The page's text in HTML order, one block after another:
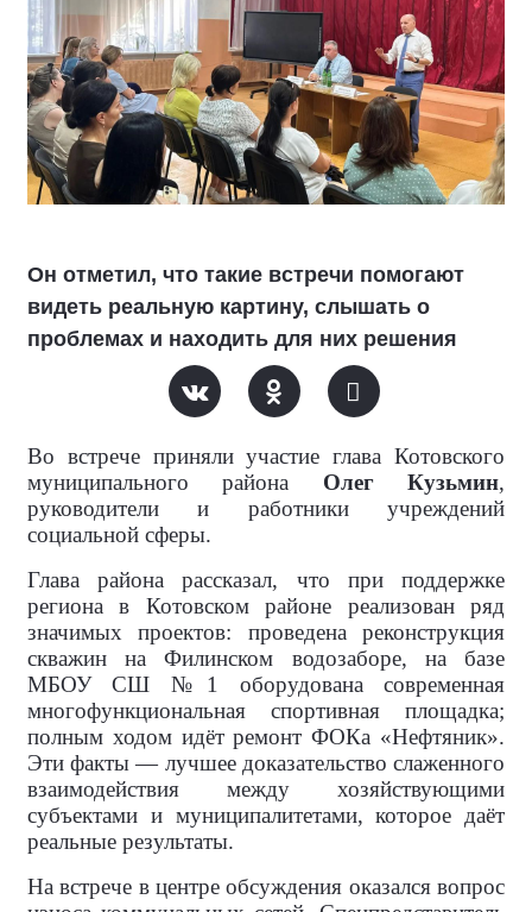
Он отметил, что такие встречи помогают
видеть реальную картину, слышать о
проблемах и находить для них решения
Во встрече приняли участие глава Котовского
муниципального района Олег Кузьмин,
руководители и работники учреждений
социальной сферы.
Глава района рассказал, что при поддержке
региона в Котовском районе реализован ряд
значимых проектов: проведена реконструкция
скважин на Филинском водозаборе, на базе
МБОУ СШ №1 оборудована современная
многофункциональная спортивная площадка;
полным ходом идёт ремонт ФОКа «Нефтяник».
Эти факты — лучшее доказательство слаженного
взаимодействия между хозяйствующими
субъектами и муниципалитетами, которое даёт
реальные результаты.
На встрече в центре обсуждения оказался вопрос